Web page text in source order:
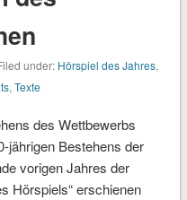
under: Hörspiel des Jahres,
,Texte
des Wettbewerbs
jährigen Bestehens der
vorigen Jahres der
Hörspiels“ erschienen